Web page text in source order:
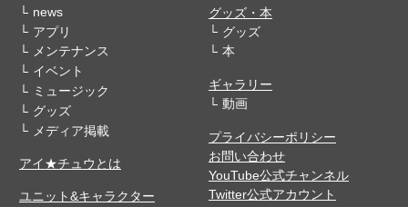
news
アプリ
メンテナンス
イベント
ミュージック
グッズ
メディア掲載
アイ★チュウとは
ユニット&キャラクター
グッズ・本
グッズ
本
ギャラリー
動画
プライバシーポリシー
お問い合わせ
YouTube公式チャンネル
Twitter公式アカウント